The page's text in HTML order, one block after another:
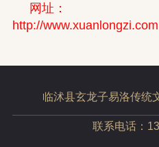
网址：
http://www.xuanlongzi.com
临沭县玄龙子易洛传统
联系电话：